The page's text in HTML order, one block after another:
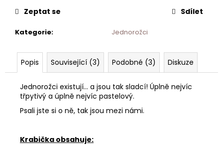
Kategorie: Jednorožci
Zeptat se Sdílet
Popis Související (3) Podobné (3) Diskuze
Jednorožci existují… a jsou tak sladcí! Úplně nejvíc
třpytivý a úplně nejvíc pastelový.
Psali jste si o ně, tak jsou mezi námi.
Krabička obsahuje: